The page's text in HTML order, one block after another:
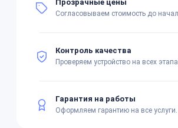
Прозрачные цены
Согласовываем стоимость до
Контроль качества
Проверяем устройство на всех
Гарантия на работы
Оформляем гарантию на все услуги.